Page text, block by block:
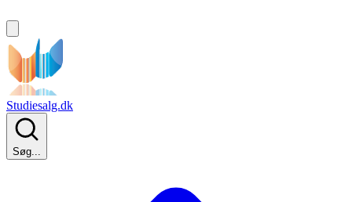
Studiesalg.dk
Søg...